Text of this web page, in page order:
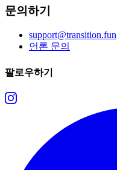
문의하기
support@transition.fun
언론 문의
팔로우하기